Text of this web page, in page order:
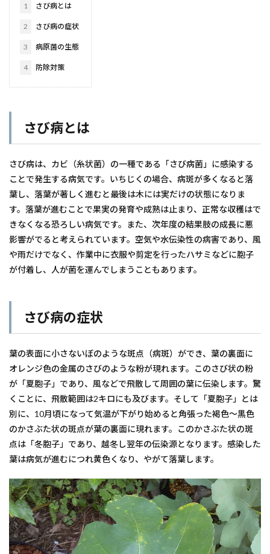
1 さび病とは
2 さび病の症状
3 病原菌の生態
4 防除対策
さび病とは
さび病は、カビ（糸状菌）の一種である「さび病菌」に感染する
ことで発生する病気です。いちじくの場合、病斑が多くなると落
葉し、落葉が著しく進むと最後は木には実だけの状態になりま
す。落葉が進むことで果実の発育や成熟は止まり、正常な収穫はで
きなくなる恐ろしい病気です。また、次年度の結果肢の成長に悪
影響がでると考えられています。空気や水伝染性の病害であり、風
や雨だけでなく、作業中に衣服や剪定を行ったハサミなどに胞子
が付着し、人が菌を運んでしまうこともあります。
さび病の症状
葉の表面に小さないぼのような斑点（病斑）ができ、葉の裏面に
オレンジ色の金属のさびのような粉が現れます。このさび状の粉
が「夏胞子」であり、風などで飛散して周囲の葉に伝染します。驚
くことに、飛散範囲は2キロにも及びます。そして「夏胞子」とは
別に、10月頃になって気温が下がり始めると角張った褐色～黒色
のかさぶた状の斑点が葉の裏面に現れます。このかさぶた状の斑
点は「冬胞子」であり、越冬し翌年の伝染源となります。感染した
葉は病気が進むにつれ黄色くなり、やがて落葉します。